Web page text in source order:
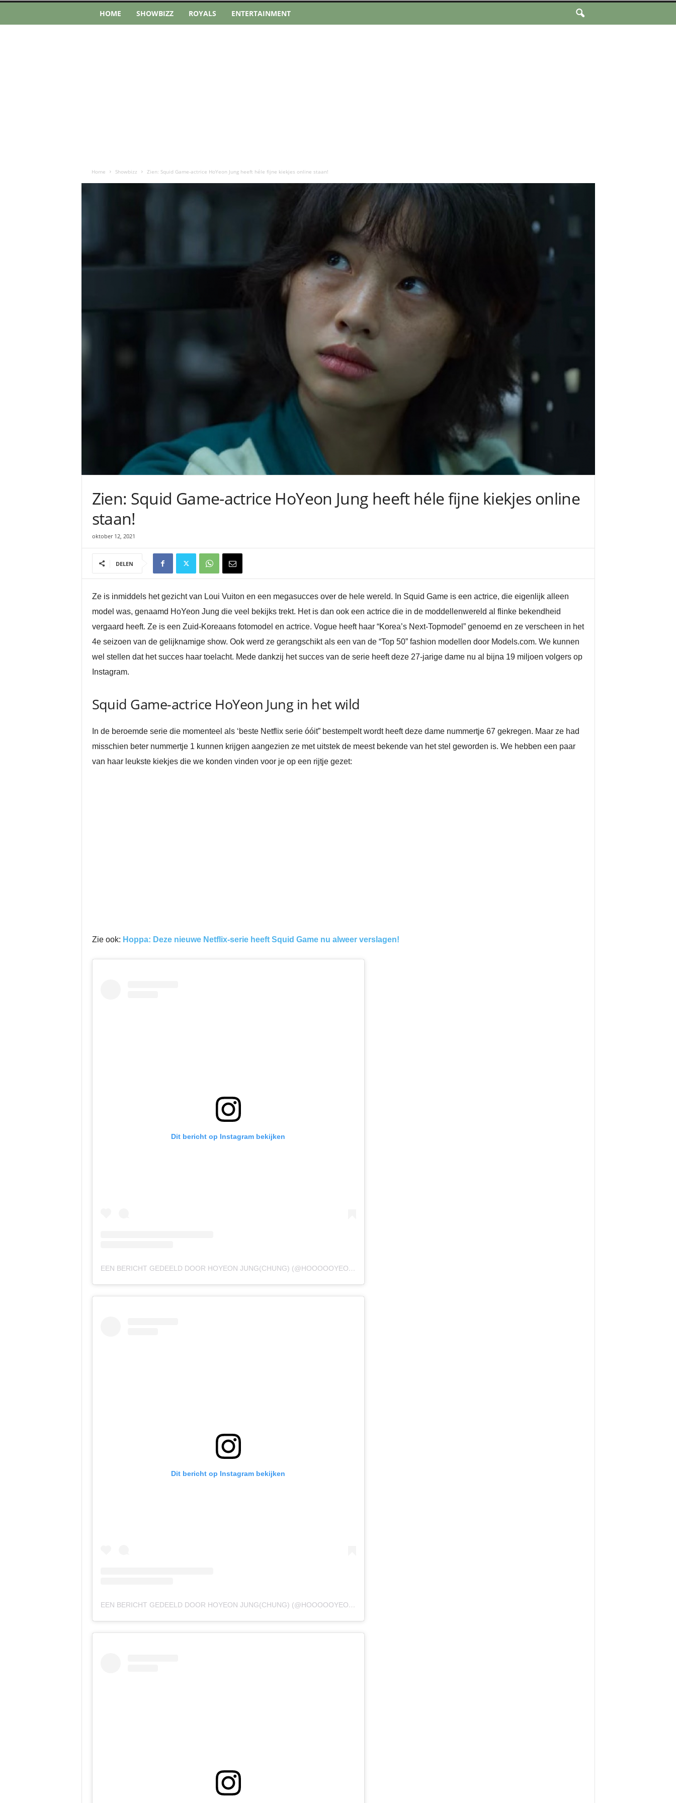
HOME SHOWBIZZ ROYALS ENTERTAINMENT
Home Showbizz Zien: Squid Game-actrice HoYeon Jung heeft héle fijne kiekjes online staan!
Zien: Squid Game-actrice HoYeon Jung heeft héle fijne kiekjes online
staan!
oktober 12, 2021
DELEN
Ze is inmiddels het gezicht van Loui Vuiton en een megasucces over de hele wereld. In Squid Game is een actrice, die eigenlijk alleen
model was, genaamd HoYeon Jung die veel bekijks trekt. Het is dan ook een actrice die in de moddellenwereld al flinke bekendheid
vergaard heeft. Ze is een Zuid-Koreaans fotomodel en actrice. Vogue heeft haar “Korea’s Next-Topmodel” genoemd en ze verscheen in het
4e seizoen van de gelijknamige show. Ook werd ze gerangschikt als een van de “Top 50” fashion modellen door Models.com. We kunnen
wel stellen dat het succes haar toelacht. Mede dankzij het succes van de serie heeft deze 27-jarige dame nu al bijna 19 miljoen volgers op
Instagram.
Squid Game-actrice HoYeon Jung in het wild
In de beroemde serie die momenteel als ‘beste Netflix serie óóit” bestempelt wordt heeft deze dame nummertje 67 gekregen. Maar ze had
misschien beter nummertje 1 kunnen krijgen aangezien ze met uitstek de meest bekende van het stel geworden is. We hebben een paar
van haar leukste kiekjes die we konden vinden voor je op een rijtje gezet:
Zie ook: Hoppa: Deze nieuwe Netflix-serie heeft Squid Game nu alweer verslagen!
Dit bericht op Instagram bekijken
EEN BERICHT GEDEELD DOOR HOYEON JUNG(CHUNG) (@HOOOOOYEONY)
Dit bericht op Instagram bekijken
EEN BERICHT GEDEELD DOOR HOYEON JUNG(CHUNG) (@HOOOOOYEONY)